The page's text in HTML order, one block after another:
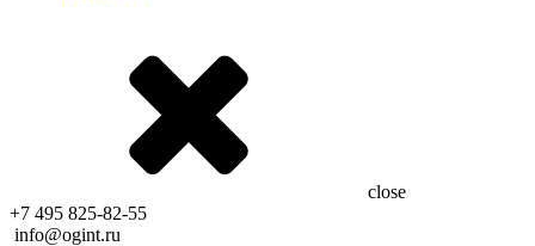
close
+7 495 825-82-55
info@ogint.ru